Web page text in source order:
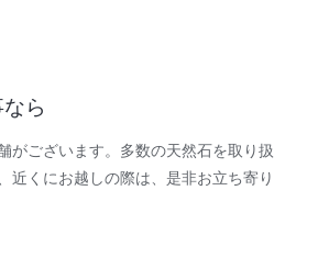
ら
がございます。多数の天然石を取り扱
近くにお越しの際は、是非お立ち寄り